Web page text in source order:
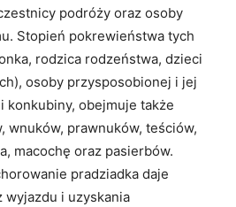
podróży oraz osoby
Stopień pokrewieństwa tych
rodzica rodzeństwa, dzieci
osoby przysposobionej i jej
konkubiny, obejmuje także
wnuków, prawnuków, teściów,
macochę oraz pasierbów.
pradziadka daje
i uzyskania